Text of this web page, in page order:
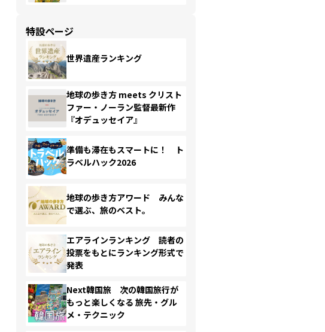
特設ページ
世界遺産ランキング
地球の歩き方 meets クリスト
ファー・ノーラン監督最新作
『オデュッセイア』
準備も滞在もスマートに！ ト
ラベルハック2026
地球の歩き方アワード みんな
で選ぶ、旅のベスト。
エアラインランキング 読者の
投票をもとにランキング形式で
発表
Next韓国旅 次の韓国旅行が
もっと楽しくなる 旅先・グル
メ・テクニック